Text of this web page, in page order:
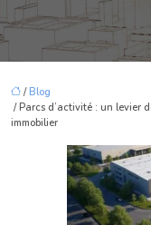
/ Blog
/ Parcs d’activité : un levier
immobilier